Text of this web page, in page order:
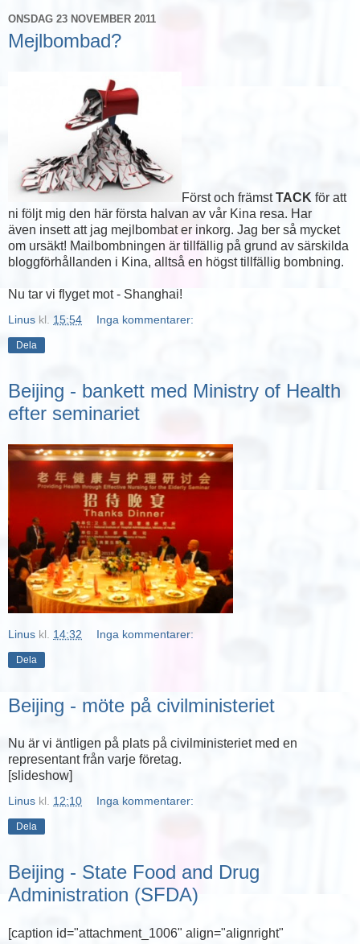
ONSDAG 23 NOVEMBER 2011
Mejlbombad?
Först och främstTACK för att
ni följt mig den här första halvan av vår Kina resa. Har
även insett att jag mejlbombat er inkorg. Jag ber så mycket
om ursäkt! Mailbombningen är tillfällig på grund av särskilda
bloggförhållanden i Kina, alltså en högst tillfällig bombning.
Nu tar vi flyget mot - Shanghai!
Linus kl. 15:54 Inga kommentarer:
Dela
Beijing - bankett med Ministry of Health
efter seminariet
Linus kl. 14:32 Inga kommentarer:
Dela
Beijing - möte på civilministeriet
Nu är vi äntligen på plats på civilministeriet med en
representant från varje företag.
[slideshow]
Linus kl. 12:10 Inga kommentarer:
Dela
Beijing - State Food and Drug
Administration (SFDA)
[caption id="attachment_1006" align="alignright"